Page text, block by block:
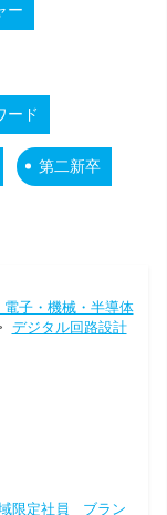
ー
ード
第二新卒
電子・機械・半導体
デジタル回路設計
限定社員 ブラン